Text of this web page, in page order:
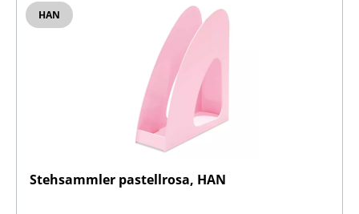
HAN
Stehsammler pastellrosa, HAN